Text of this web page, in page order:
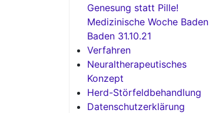
Genesung statt Pille!
Medizinische Woche Baden
Baden 31.10.21
Verfahren
Neuraltherapeutisches
Konzept
Herd-Störfeldbehandlung
Datenschutzerklärung